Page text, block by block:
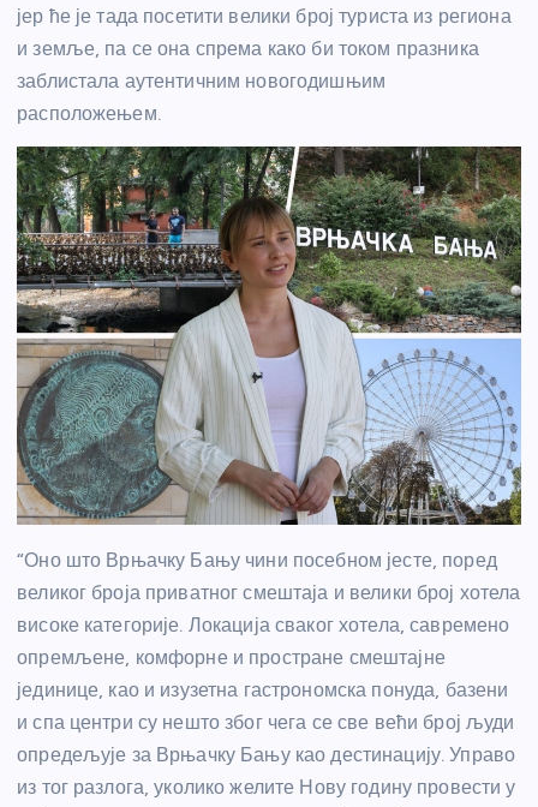
јер ће је тада посетити велики број туриста из региона
и земље, па се она спрема како би током празника
заблистала аутентичним новогодишњим
расположењем.
“Оно што Врњачку Бању чини посебном јесте, поред
великог броја приватног смештаја и велики број хотела
високе категорије. Локација сваког хотела, савремено
опремљене, комфорне и простране смештајне
јединице, као и изузетна гастрономска понуда, базени
и спа центри су нешто због чега се све већи број људи
опредељује за Врњачку Бању као дестинацију. Управо
из тог разлога, уколико желите Нову годину провести у